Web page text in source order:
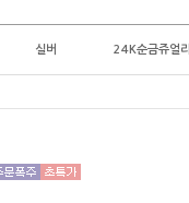
실버 24K순금쥬얼리